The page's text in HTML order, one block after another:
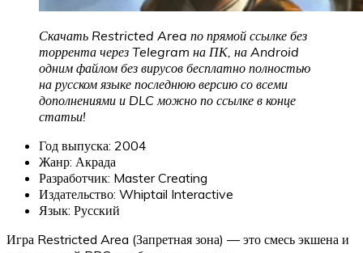
Скачать Restricted Area по прямой ссылке без
торрента через Telegram на ПК, на Android
одним файлом без вирусов бесплатно полностью
на русском языке последнюю версию со всеми
дополнениями и DLC можно по ссылке в конце
статьи!
Год выпуска: 2004
Жанр: Акрада
Разработчик: Master Creating
Издательство: Whiptail Interactive
Язык: Русский
Игра Restricted Area (Запретная зона) — это смесь экшена и